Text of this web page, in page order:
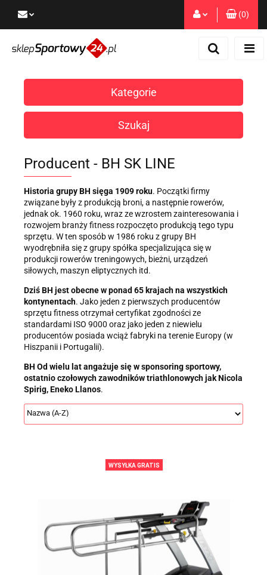
Dodaj zgłoszenie
Zgody cookies
(0)
Kategorie
Szukaj
Producent - BH SK LINE
Historia grupy BH sięga 1909 roku. Początki firmy
związane były z produkcją broni, a następnie rowerów,
jednak ok. 1960 roku, wraz ze wzrostem zainteresowania i
rozwojem branży fitness rozpoczęto produkcją tego typu
sprzętu. W ten sposób w 1986 roku z grupy BH
wyodrębniła się z grupy spółka specjalizująca się w
produkcji rowerów treningowych, bieżni, urządzeń
siłowych, maszyn eliptycznych itd.
Dziś BH jest obecne w ponad 65 krajach na wszystkich
kontynentach. Jako jeden z pierwszych producentów
sprzętu fitness otrzymał certyfikat zgodności ze
standardami ISO 9000 oraz jako jeden z niewielu
producentów posiada wciąż fabryki na terenie Europy (w
Hiszpanii i Portugalii).
BH Od wielu lat angażuje się w sponsoring sportowy,
ostatnio czołowych zawodników triathlonowych jak Nicola
Spirig, Eneko Llanos.
WYSYŁKA GRATIS